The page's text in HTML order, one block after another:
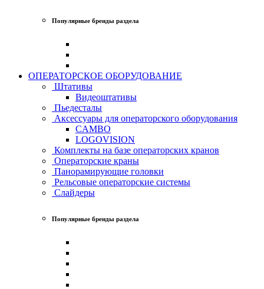
Популярные бренды раздела
ОПЕРАТОРСКОЕ ОБОРУДОВАНИЕ
Штативы
Видеоштативы
Пьедесталы
Аксессуары для операторского оборудования
CAMBO
LOGOVISION
Комплекты на базе операторских кранов
Операторские краны
Панорамирующие головки
Рельсовые операторские системы
Слайдеры
Популярные бренды раздела